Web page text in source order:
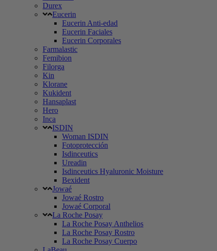
Durex
Eucerin
Eucerin Anti-edad
Eucerin Faciales
Eucerin Corporales
Farmalastic
Femibion
Filorga
Kin
Klorane
Kukident
Hansaplast
Hero
Inca
ISDIN
Woman ISDIN
Fotoprotección
Isdinceutics
Ureadin
Isdinceutics Hyaluronic Moisture
Bexident
Jowaé
Jowaé Rostro
Jowaé Corporal
La Roche Posay
La Roche Posay Anthelios
La Roche Posay Rostro
La Roche Posay Cuerpo